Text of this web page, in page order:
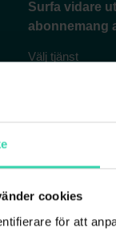
cookies
för att